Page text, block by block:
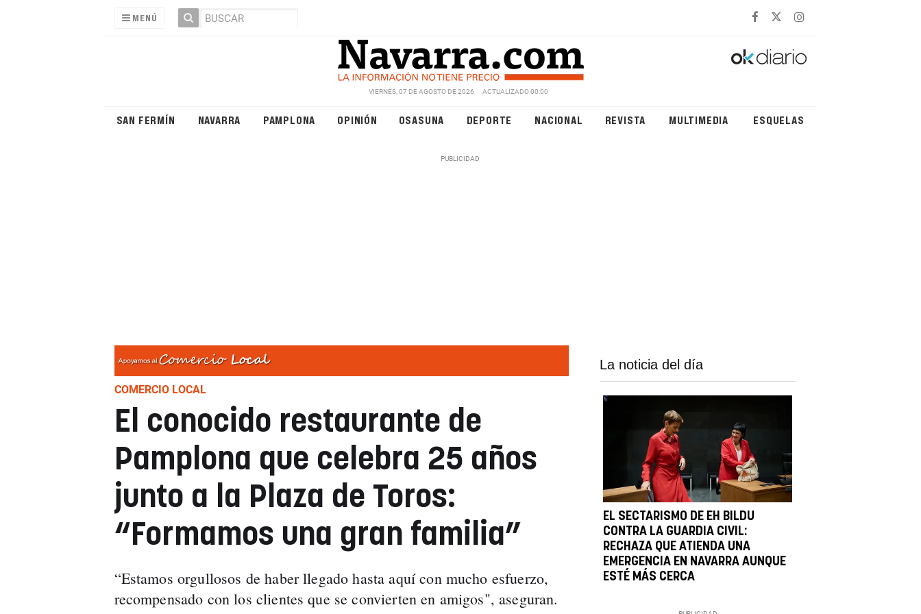
MENÚ
VIERNES, 07 DE AGOSTO DE 2026 ACTUALIZADO 00:00
SAN FERMÍN NAVARRA PAMPLONA OPINIÓN OSASUNA DEPORTE NACIONAL REVISTA MULTIMEDIA ESQUELAS
COMERCIO LOCAL
El conocido restaurante de
Pamplona que celebra 25 años
junto a la Plaza de Toros:
“Formamos una gran familia”
“Estamos orgullosos de haber llegado hasta aquí con mucho esfuerzo,
recompensado con los clientes que se convierten en amigos", aseguran.
La noticia del día
EL SECTARISMO DE EH BILDU
CONTRA LA GUARDIA CIVIL:
RECHAZA QUE ATIENDA UNA
EMERGENCIA EN NAVARRA AUNQUE
ESTÉ MÁS CERCA